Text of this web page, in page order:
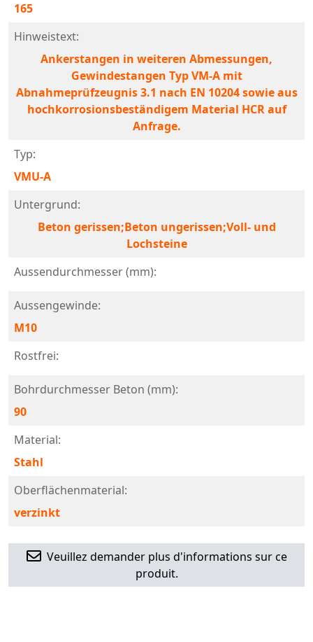
165
Hinweistext:
Ankerstangen in weiteren Abmessungen,
Gewindestangen Typ VM-A mit
Abnahmeprüfzeugnis 3.1 nach EN 10204 sowie aus
hochkorrosionsbeständigem Material HCR auf
Anfrage.
Typ:
VMU-A
Untergrund:
Beton gerissen;Beton ungerissen;Voll- und
Lochsteine
Aussendurchmesser (mm):
Aussengewinde:
M10
Rostfrei:
Bohrdurchmesser Beton (mm):
90
Material:
Stahl
Oberflächenmaterial:
verzinkt
Veuillez demander plus d'informations sur ce
produit.